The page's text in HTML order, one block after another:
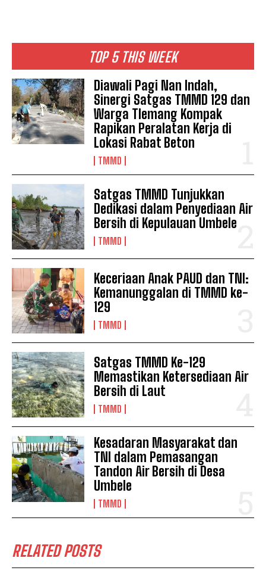
TOP 5 THIS WEEK
Diawali Pagi Nan Indah,
Sinergi Satgas TMMD 129 dan
Warga Tlemang Kompak
Rapikan Peralatan Kerja di
Lokasi Rabat Beton
TMMD
Satgas TMMD Tunjukkan
Dedikasi dalam Penyediaan Air
Bersih di Kepulauan Umbele
TMMD
Keceriaan Anak PAUD dan TNI:
Kemanunggalan di TMMD ke-
129
TMMD
Satgas TMMD Ke-129
Memastikan Ketersediaan Air
Bersih di Laut
TMMD
Kesadaran Masyarakat dan
TNI dalam Pemasangan
Tandon Air Bersih di Desa
Umbele
TMMD
RELATED POSTS